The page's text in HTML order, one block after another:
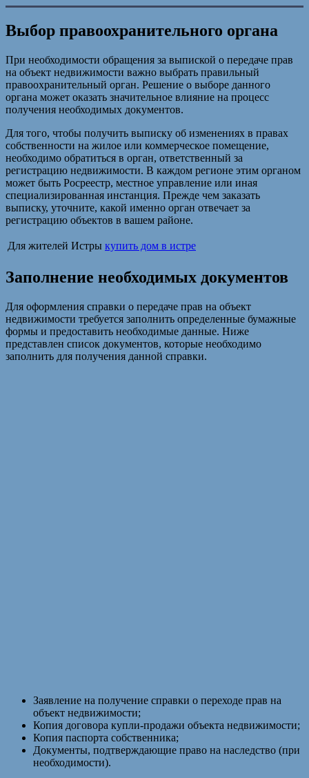
Выбор правоохранительного органа
При необходимости обращения за выпиской о передаче прав
на объект недвижимости важно выбрать правильный
правоохранительный орган. Решение о выборе данного
органа может оказать значительное влияние на процесс
получения необходимых документов.
Для того, чтобы получить выписку об изменениях в правах
собственности на жилое или коммерческое помещение,
необходимо обратиться в орган, ответственный за
регистрацию недвижимости. В каждом регионе этим органом
может быть Росреестр, местное управление или иная
специализированная инстанция. Прежде чем заказать
выписку, уточните, какой именно орган отвечает за
регистрацию объектов в вашем районе.
Для жителей Истры купить дом в истре
Заполнение необходимых документов
Для оформления справки о передаче прав на объект
недвижимости требуется заполнить определенные бумажные
формы и предоставить необходимые данные. Ниже
представлен список документов, которые необходимо
заполнить для получения данной справки.
Заявление на получение справки о переходе прав на
объект недвижимости;
Копия договора купли-продажи объекта недвижимости;
Копия паспорта собственника;
Документы, подтверждающие право на наследство (при
необходимости).